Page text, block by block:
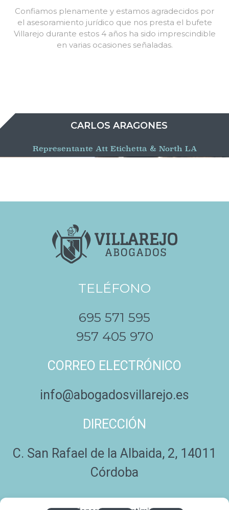
Confiamos plenamente y estamos agradecidos por
el asesoramiento jurídico que nos presta el bufete
Villarejo durante estos 4 años ha sido imprescindible
en varias ocasiones señaladas.
CARLOS ARAGONES
Representante Att Etichetta & North LA
TELÉFONO
695 571 595
957 405 970
CORREO ELECTRÓNICO
info@abogadosvillarejo.es
DIRECCIÓN
C. San Rafael de la Albaida, 2, 14011
Córdoba